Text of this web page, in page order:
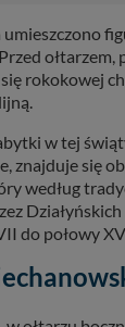
ołtarzem,
rokokowej
w tej
znajduje się
według
Działyńskich
do połowy